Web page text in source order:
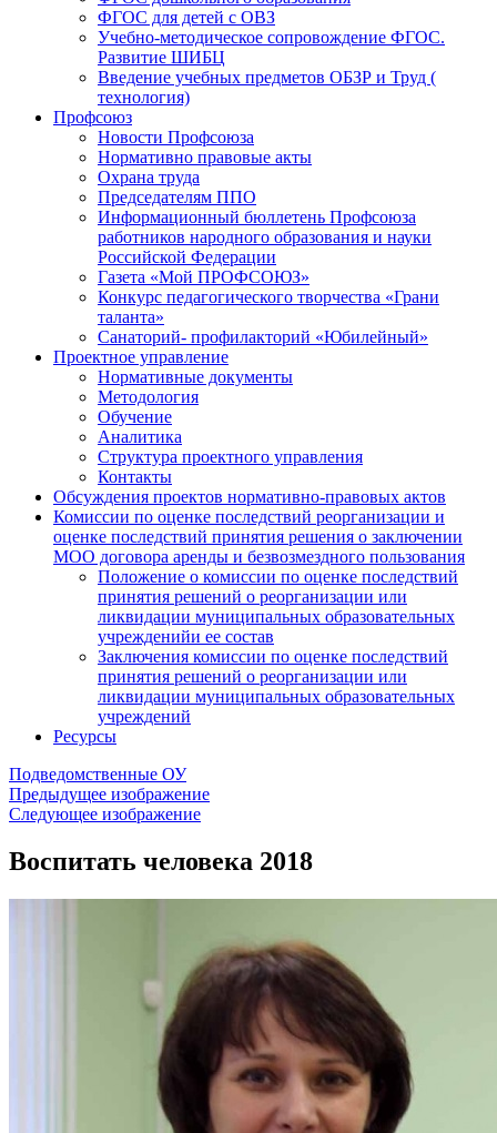
ФГОС для детей с ОВЗ
Учебно-методическое сопровождение ФГОС.
Развитие ШИБЦ
Введение учебных предметов ОБЗР и Труд (
технология)
Профсоюз
Новости Профсоюза
Нормативно правовые акты
Охрана труда
Председателям ППО
Информационный бюллетень Профсоюза
работников народного образования и науки
Российской Федерации
Газета «Мой ПРОФСОЮЗ»
Конкурс педагогического творчества «Грани
таланта»
Санаторий- профилакторий «Юбилейный»
Проектное управление
Нормативные документы
Методология
Обучение
Аналитика
Структура проектного управления
Контакты
Обсуждения проектов нормативно-правовых актов
Комиссии по оценке последствий реорганизации и
оценке последствий принятия решения о заключении
МОО договора аренды и безвозмездного пользования
Положение о комиссии по оценке последствий
принятия решений о реорганизации или
ликвидации муниципальных образовательных
учрежденийи ее состав
Заключения комиссии по оценке последствий
принятия решений о реорганизации или
ликвидации муниципальных образовательных
учреждений
Ресурсы
Подведомственные ОУ
Предыдущее изображение
Следующее изображение
Воспитать человека 2018